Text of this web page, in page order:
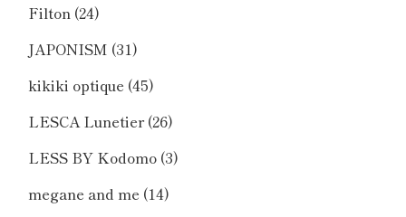
Filton (24)
JAPONISM (31)
kikiki optique (45)
LESCA Lunetier(26)
LESS BY Kodomo (3)
megane and me (14)